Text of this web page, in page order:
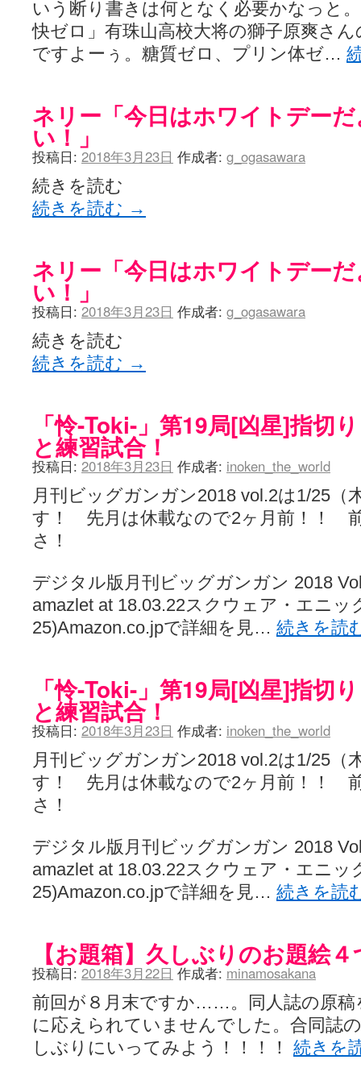
いう断り書きは何となく必要かなっと
快ゼロ」有珠山高校大将の獅子原爽さ
ですよーぅ。糖質ゼロ、プリン体ゼ…
ネリー「今日はホワイトデー
い！」
投稿日: 2018年3月23日 作成者: g_ogasawara
続きを読む
続きを読む →
ネリー「今日はホワイトデー
い！」
投稿日: 2018年3月23日 作成者: g_ogasawara
続きを読む
続きを読む →
「怜-Toki-」第19局[凶星]指切
と練習試合！
投稿日: 2018年3月23日 作成者: inoken_the_world
月刊ビッグガンガン2018 vol.2は1/25（
す！ 先月は休載なので2ヶ月前！！
さ！
デジタル版月刊ビッグガンガン 2018
amazlet at 18.03.22スクウェア・エニッ
25)Amazon.co.jpで詳細を見… 続きを読
「怜-Toki-」第19局[凶星]指切
と練習試合！
投稿日: 2018年3月23日 作成者: inoken_the_world
月刊ビッグガンガン2018 vol.2は1/25（
す！ 先月は休載なので2ヶ月前！！
さ！
デジタル版月刊ビッグガンガン 2018
amazlet at 18.03.22スクウェア・エニッ
25)Amazon.co.jpで詳細を見… 続きを読
【お題箱】久しぶりのお題絵
投稿日: 2018年3月22日 作成者: minamosakana
前回が８月末ですか……。同人誌の原稿
に応えられていませんでした。合同誌
しぶりにいってみよう！！！！ 続きを